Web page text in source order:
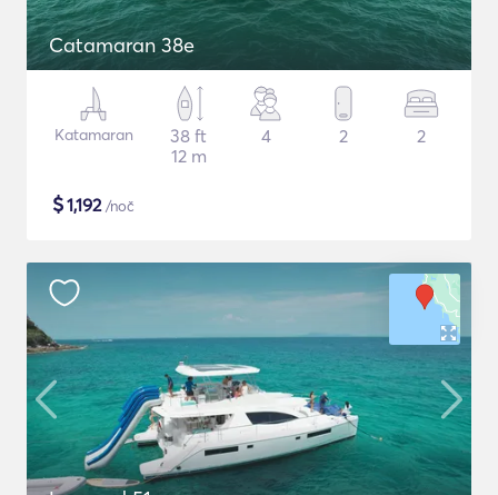
Catamaran 38e
Katamaran
38 ft
12 m
4 2 2
$1,192/noč